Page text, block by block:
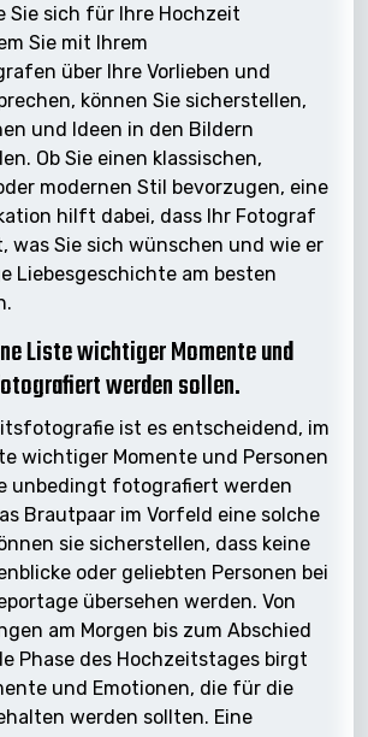
Sie sich für Ihre Hochzeit
Sie mit Ihrem
über Ihre Vorlieben und
können Sie sicherstellen,
und Ideen in den Bildern
Ob Sie einen klassischen,
modernen Stil bevorzugen, eine
hilft dabei, dass Ihr Fotograf
was Sie sich wünschen und wie er
Liebesgeschichte am besten
Liste wichtiger Momente und
werden sollen.
ist es entscheidend, im
wichtiger Momente und Personen
unbedingt fotografiert werden
Brautpaar im Vorfeld eine solche
sie sicherstellen, dass keine
oder geliebten Personen bei
übersehen werden. Von
am Morgen bis zum Abschied
Phase des Hochzeitstages birgt
und Emotionen, die für die
werden sollten. Eine